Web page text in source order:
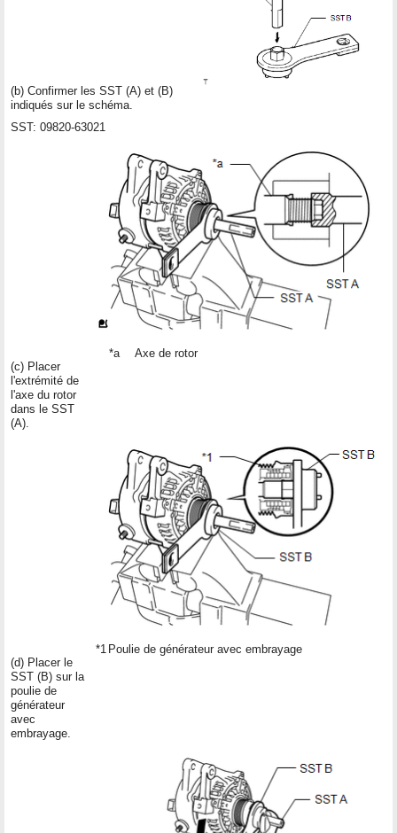
(b) Confirmer les SST (A) et (B)
indiqués sur le schéma.
SST: 09820-63021
(c) Placer
l'extrémité de
l'axe du rotor
dans le SST
(A).
*a Axe de rotor
(d) Placer le
SST (B) sur la
poulie de
générateur
avec
embrayage.
*1 Poulie de générateur avec embrayage